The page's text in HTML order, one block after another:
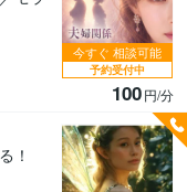
100円/分
今すぐ 相談可能
予約受付中
！